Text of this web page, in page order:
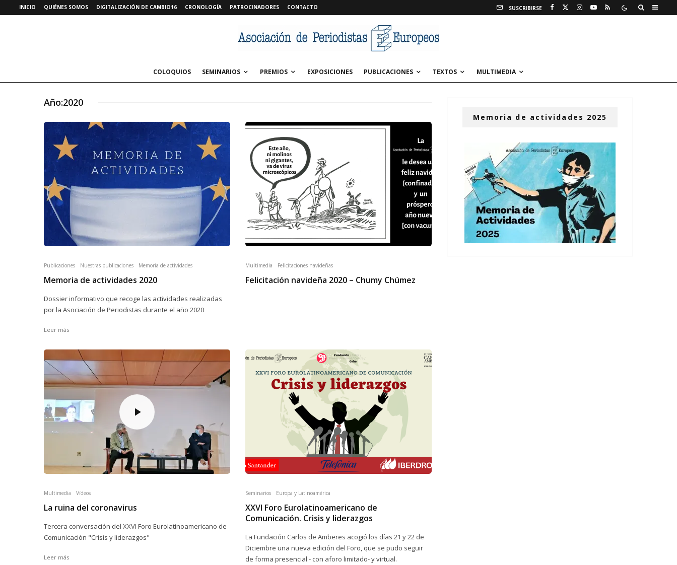
INICIO QUIÉNES SOMOS DIGITALIZACIÓN DE CAMBIO16 CRONOLOGÍA PATROCINADORES CONTACTO SUSCRIBIRSE
COLOQUIOS SEMINARIOS PREMIOS EXPOSICIONES PUBLICACIONES TEXTOS MULTIMEDIA
Año:2020
Publicaciones Nuestras publicaciones Memoria de actividades
Memoria de actividades 2020
Dossier informativo que recoge las actividades realizadas
por la Asociación de Periodistas durante el año 2020
Leer más
Multimedia Felicitaciones navideñas
Felicitación navideña 2020 – Chumy Chúmez
Multimedia Vídeos
La ruina del coronavirus
Tercera conversación del XXVI Foro Eurolatinoamericano de
Comunicación "Crisis y liderazgos"
Leer más
Seminarios Europa y Latinoamérica
XXVI Foro Eurolatinoamericano de
Comunicación. Crisis y liderazgos
La Fundación Carlos de Amberes acogió los días 21 y 22 de
Diciembre una nueva edición del Foro, que se pudo seguir
de forma presencial - con aforo limitado- y virtual.
Memoria de actividades 2025